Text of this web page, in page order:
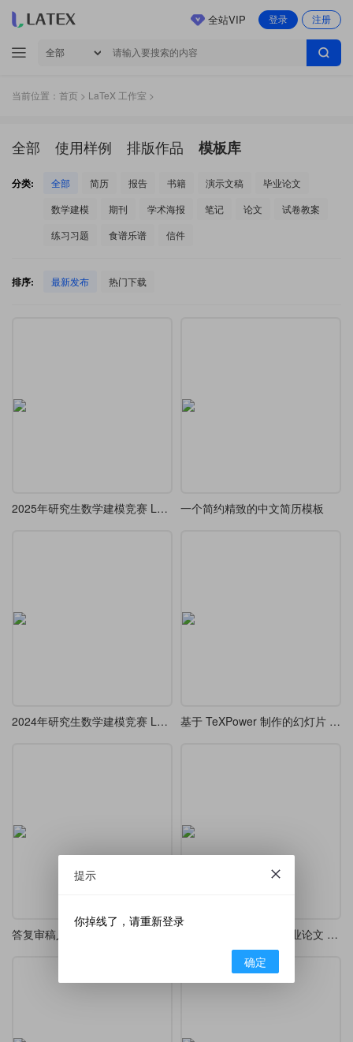
登录 注册
全站VIP
当前位置： 首页 > LaTeX 工作室 >
全部 使用样例 排版作品 模板库
分类: 全部 简历 报告 书籍 演示文稿
毕业论文
数学建模
期刊 学术海报 笔记 论文
试卷教案
练习习题
食谱乐谱 信件
排序: 最新发布 热门下载
2025年研究生数学建模竞赛 LaTeX 模板 一个简约精致的中文简历模板
2024年研究生数学建模竞赛 LaTeX 模板 基于 TeXPower 制作的幻灯片 2.0 (适合 article 和 book 转换为幻灯片)
上海师范大学研究生毕业论文 LaTeX 模板 v4.7
提示
你掉线了，请重新登录
确定